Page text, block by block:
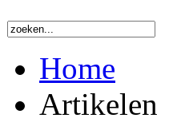
Home
Artikelen